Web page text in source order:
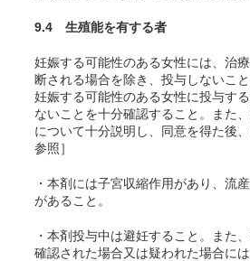
9.4 生殖能を有する者
妊娠する可能性のある女性には、治
断される場合を除き、投与しないこと
妊娠する可能性のある女性に投与す
ないことを十分確認すること。また
について十分説明し、同意を得た後
参照］
・本剤には子宮収縮作用があり、流
があること。
・本剤投与中は避妊すること。また
確認された場合又は疑われた場合に